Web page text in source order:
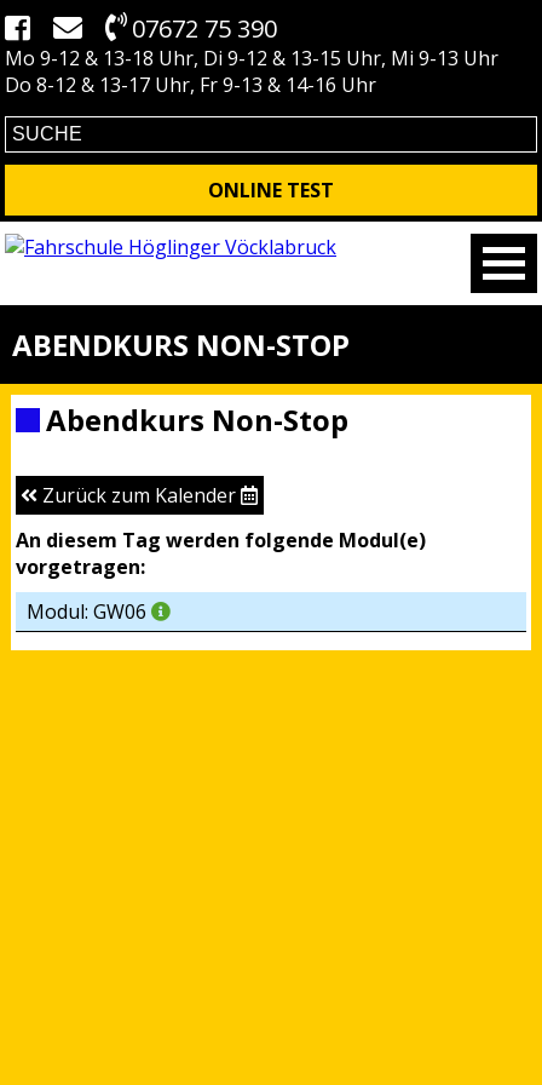
07672 75 390
Mo 9-12 & 13-18 Uhr, Di 9-12 & 13-15 Uhr, Mi 9-13 Uhr
Do 8-12 & 13-17 Uhr, Fr 9-13 & 14-16 Uhr
ONLINE TEST
ABENDKURS NON-STOP
Abendkurs Non-Stop
Zurück zum Kalender
An diesem Tag werden folgende Modul(e)
vorgetragen:
Modul: GW06